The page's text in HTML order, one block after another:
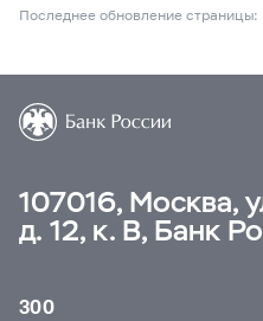
Последнее обновление страницы:
107016, Москва,
д. 12, к. В, Банк
300